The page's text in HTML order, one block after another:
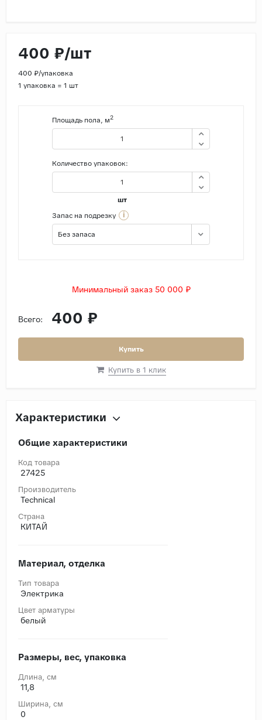
400 ₽/шт
400 ₽/упаковка
1 упаковка = 1 шт
Площадь пола, м2
Количество упаковок:
шт
Запас на подрезку
i
Без запаса
Минимальный заказ 50 000 ₽
Всего: 400 ₽
Купить
Купить в 1 клик
Характеристики
Общие характеристики
Код товара
27425
Производитель
Technical
Страна
КИТАЙ
Материал, отделка
Тип товара
Электрика
Цвет арматуры
белый
Размеры, вес, упаковка
Длина, cм
11,8
Ширина, cм
0